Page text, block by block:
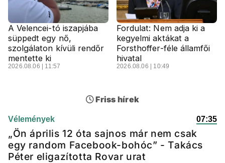
A Velencei-tó iszapjába
süppedt egy nő,
szolgálaton kívüli rendőr
mentette ki
2026.08.06 | 11:57
Fordulat: Nem adja ki a
kegyelmi aktákat a
Forsthoffer-féle államfői
hivatal
2026.08.06 | 10:49
Friss hírek
Vélemények 07:35
„Ön április 12 óta sajnos már nem csak
egy random Facebook-bohóc” - Takács
Péter eligazította Rovar urat